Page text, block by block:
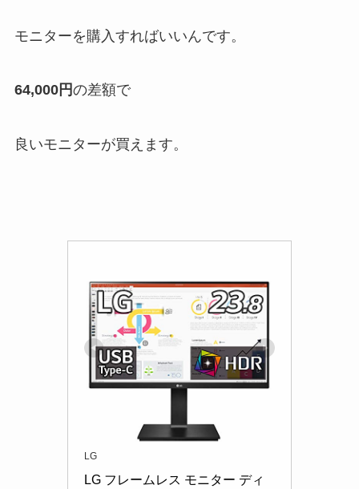
モニターを購入すればいいんです。
64,000円の差額で
良いモニターが買えます。
LG
LG フレームレス モニター ディ